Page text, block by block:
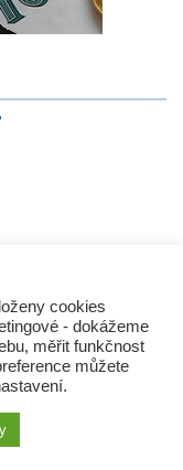
BROUCI
PROJEKTY
KOMENTÁŘE
NOVINY
cookies
- dokážeme
měřit funkčnost
můžete